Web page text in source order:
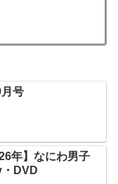
号
年】なにわ男子
DVD